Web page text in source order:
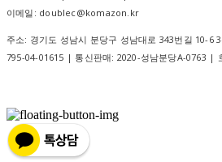
이메일: doublec@komazon.kr
주소: 경기도 성남시 분당구 성남대로 343번길 10-6
795-04-01615 | 통신판매: 2020-성남분당A-0763 |